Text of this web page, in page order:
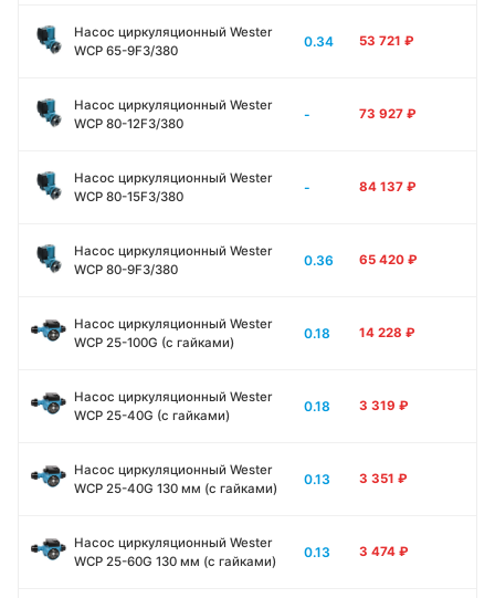
Насос циркуляционный Wester
WCP 65-9F3/380
0.34 53 721 ₽
Насос циркуляционный Wester
WCP 80-12F3/380
- 73 927 ₽
Насос циркуляционный Wester
WCP 80-15F3/380
- 84 137 ₽
Насос циркуляционный Wester
WCP 80-9F3/380
0.36 65 420 ₽
Насос циркуляционный Wester
WCP 25-100G (с гайками)
0.18 14 228 ₽
Насос циркуляционный Wester
WCP 25-40G (с гайками)
0.18 3 319 ₽
Насос циркуляционный Wester
WCP 25-40G 130 мм (с гайками)
0.13 3 351 ₽
Насос циркуляционный Wester
WCP 25-60G 130 мм (с гайками)
0.13 3 474 ₽